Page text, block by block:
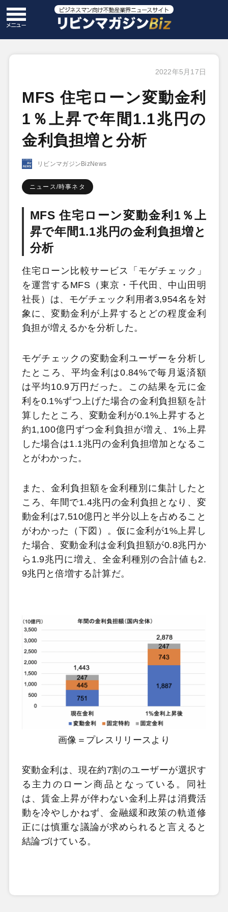
2022年5月17日
MFS 住宅ローン変動金利
1％上昇で年間1.1兆円の
金利負担増と分析
リビンマガジンBizNews
ニュース/時事ネタ
MFS 住宅ローン変動金利1％上
昇で年間1.1兆円の金利負担増と
分析
住宅ローン比較サービス「モゲチェック」
を運営するMFS（東京・千代田、中山田明
社長）は、モゲチェック利用者3,954名を対
象に、変動金利が上昇するとどの程度金利
負担が増えるかを分析した。
モゲチェックの変動金利ユーザーを分析し
たところ、平均金利は0.84%で毎月返済額
は平均10.9万円だった。この結果を元に金
利を0.1%ずつ上げた場合の金利負担額を計
算したところ、変動金利が0.1%上昇すると
約1,100億円ずつ金利負担が増え、1%上昇
した場合は1.1兆円の金利負担増加となるこ
とがわかった。
また、金利負担額を金利種別に集計したと
ころ、年間で1.4兆円の金利負担となり、変
動金利は7,510億円と半分以上を占めること
がわかった（下図）。仮に金利が1%上昇し
た場合、変動金利は金利負担額が0.8兆円か
ら1.9兆円に増え、全金利種別の合計値も2.
9兆円と倍増する計算だ。
画像＝プレスリリースより
変動金利は、現在約7割のユーザーが選択す
る主力のローン商品となっている。同社
は、賃金上昇が伴わない金利上昇は消費活
動を冷やしかねず、金融緩和政策の軌道修
正には慎重な議論が求められると言えると
結論づけている。